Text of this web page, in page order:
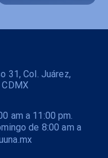
31, Col. Juárez,
am a 11:00 pm.
de 8:00 am a